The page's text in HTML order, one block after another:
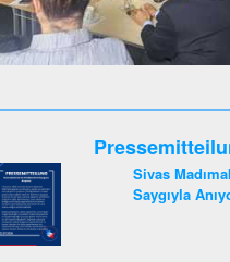
Sivas
Saygıyla